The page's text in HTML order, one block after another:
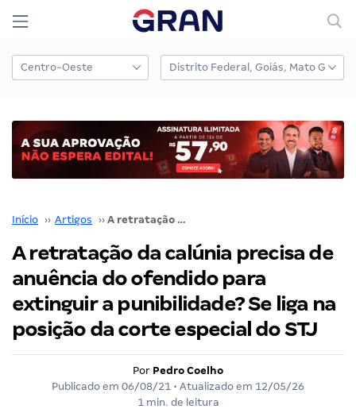
Início ›› Artigos ›› A retratação da calúnia precisa de anuência do ofendido para extinguir a punibilidade? Se liga na posição da corte especial do STJ
A retratação da calúnia precisa de
anuência do ofendido para
extinguir a punibilidade? Se liga na
posição da corte especial do STJ
Por Pedro Coelho
Publicado em 06/08/21 • Atualizado em 12/05/26
1 min. de leitura